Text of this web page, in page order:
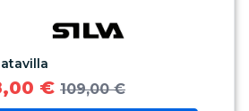
€ 109,00 €